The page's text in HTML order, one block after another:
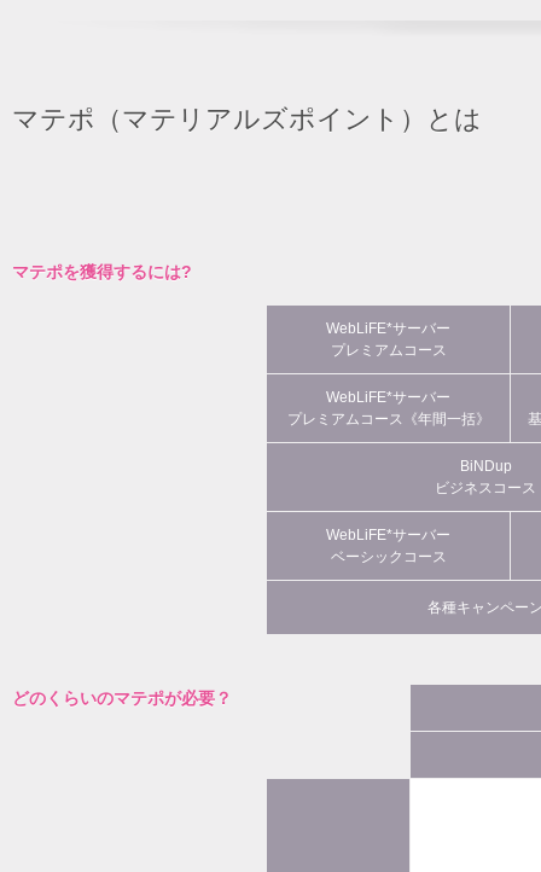
マテポ（マテリアルズポイント）とは
マテポを獲得するには?
WebLiFE*サーバー
プレミアムコース
WebLiFE*サーバー
プレミアムコース《年間一括》
BiNDup
ビジネスコース
WebLiFE*サーバー
ベーシックコース
各種キャンペー
どのくらいのマテポが必要？